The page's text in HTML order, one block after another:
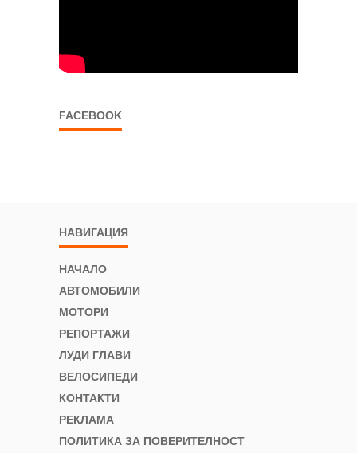
FACEBOOK
НАВИГАЦИЯ
НАЧАЛО
АВТОМОБИЛИ
МОТОРИ
РЕПОРТАЖИ
ЛУДИ ГЛАВИ
ВЕЛОСИПЕДИ
КОНТАКТИ
РЕКЛАМА
ПОЛИТИКА ЗА ПОВЕРИТЕЛНОСТ